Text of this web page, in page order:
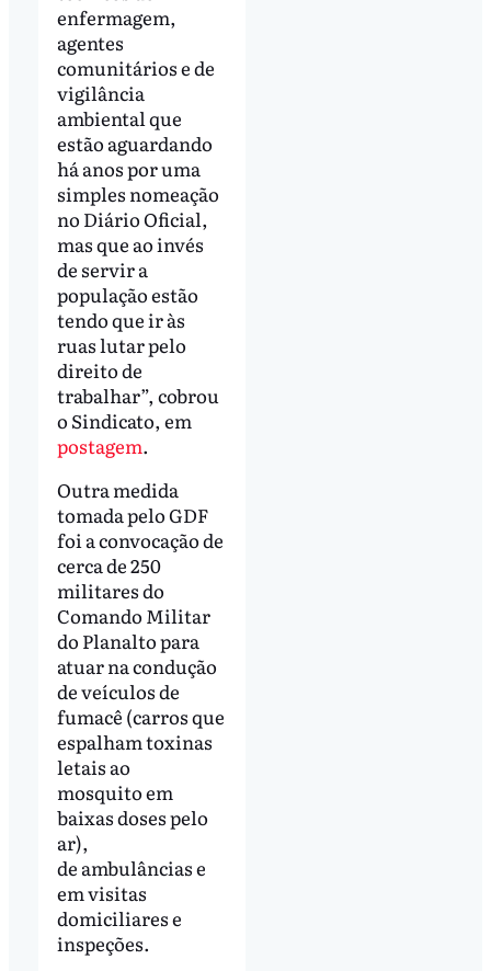
enfermagem,
agentes
comunitários e de
vigilância
ambiental que
estão aguardando
há anos por uma
simples nomeação
no Diário Oficial,
mas que ao invés
de servir a
população estão
tendo que ir às
ruas lutar pelo
direito de
trabalhar”, cobrou
o Sindicato, em
postagem.
Outra medida
tomada pelo GDF
foi a convocação de
cerca de 250
militares do
Comando Militar
do Planalto para
atuar na condução
de veículos de
fumacê (carros que
espalham toxinas
letais ao
mosquito em
baixas doses pelo
ar),
de ambulâncias e
em visitas
domiciliares e
inspeções.